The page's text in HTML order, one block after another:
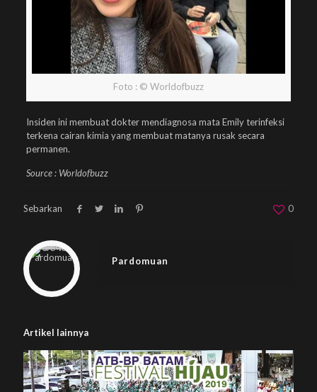
Foto : © Worldofbuzz
Insiden ini membuat dokter mendiagnosa mata Emily terinfeksi
terkena cairan kimia yang membuat matanya rusak secara
permanen.
Source : Worldofbuzz
Sebarkan 0
Warning
: Trying to access array offset on null in
/home/u833233641/domains/beplus.id/public_html/wp-content/themes/betheme/includes/content-single.php
on line
286
Pardomuan
Artikel lainnya